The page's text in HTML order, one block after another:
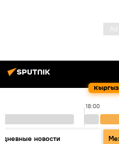
18:00
новости